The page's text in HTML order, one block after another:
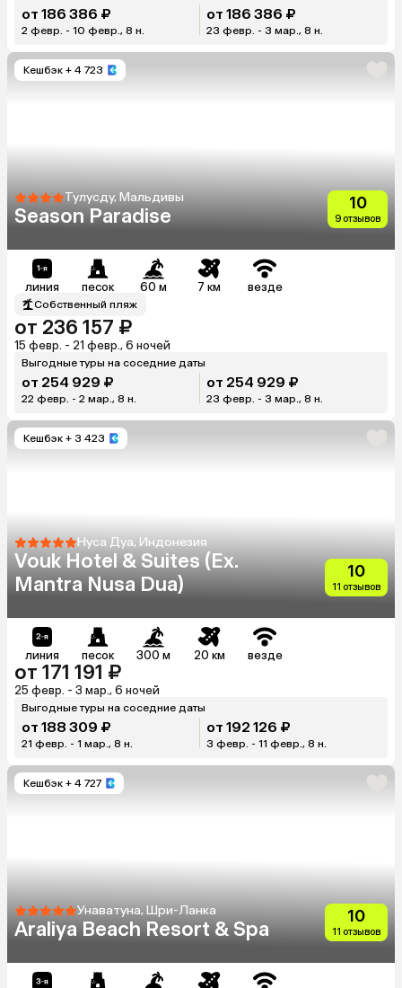
от 186 386 ₽
2 февр. - 10 февр., 8 н.
от 186 386 ₽
23 февр. - 3 мар., 8 н.
Кешбэк + 4 723
Тулусду, Мальдивы
Season Paradise
10
9 отзывов
линия песок 60 м 7 км везде
Собственный пляж
от 236 157 ₽
15 февр. - 21 февр., 6 ночей
Выгодные туры на соседние даты
от 254 929 ₽
22 февр. - 2 мар., 8 н.
от 254 929 ₽
23 февр. - 3 мар., 8 н.
Кешбэк + 3 423
Нуса Дуа, Индонезия
Vouk Hotel & Suites (Ex.
Mantra Nusa Dua)
10
11 отзывов
линия песок 300 м 20 км везде
от 171 191 ₽
25 февр. - 3 мар., 6 ночей
Выгодные туры на соседние даты
от 188 309 ₽
21 февр. - 1 мар., 8 н.
от 192 126 ₽
3 февр. - 11 февр., 8 н.
Кешбэк + 4 727
Унаватуна, Шри-Ланка
Araliya Beach Resort & Spa
10
11 отзывов